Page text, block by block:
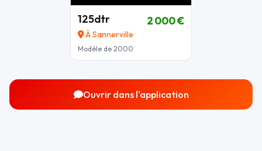
125dtr
À Sannerville
Modèle de 2000
2 000 €
Ouvrir dans l'application